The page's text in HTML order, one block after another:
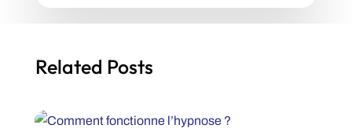
Related Posts